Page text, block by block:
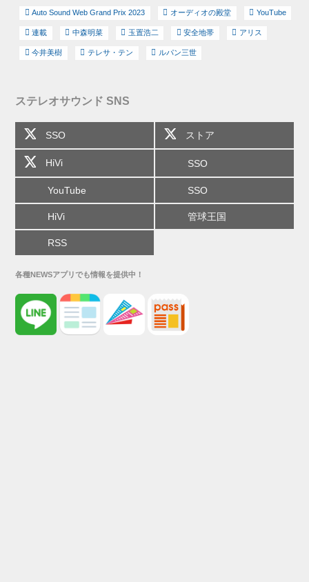
Auto Sound Web Grand Prix 2023 オーディオの殿堂 YouTube
連載 中森明菜 玉置浩二 安全地帯 アリス
今井美樹 テレサ・テン ルパン三世
ステレオサウンド SNS
SSO ストア
HiVi SSO
YouTube SSO
HiVi 管球王国
RSS
各種NEWSアプリでも情報を提供中！